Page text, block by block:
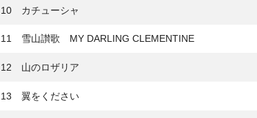
10 カチューシャ
11 雪山讃歌 MY DARLING CLEMENTINE
12 山のロザリア
13 翼をください